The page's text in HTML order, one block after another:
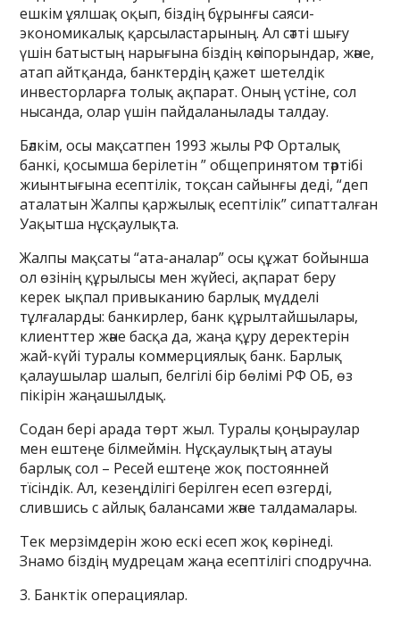
ешкім ұялшақ оқып, біздің бұрынғы саяси-
экономикалық қарсыластарының. Ал сәтті шығу
үшін батыстың нарығына біздің кәсіпорындар, және,
атап айтқанда, банктердің қажет шетелдік
инвесторларға толық ақпарат. Оның үстіне, сол
нысанда, олар үшін пайдаланылады талдау.
Бәлкім, осы мақсатпен 1993 жылы РФ Орталық
банкі, қосымша берілетін ” общепринятом тәртібі
жиынтығына есептілік, тоқсан сайынғы деді, “деп
аталатын Жалпы қаржылық есептілік” сипатталған
Уақытша нұсқаулықта.
Жалпы мақсаты “ата-аналар” осы құжат бойынша
ол өзінің құрылысы мен жүйесі, ақпарат беру
керек ықпал привыканию барлық мүдделі
тұлғаларды: банкирлер, банк құрылтайшылары,
клиенттер және басқа да, жаңа құру деректерін
жай-күйі туралы коммерциялық банк. Барлық
қалаушылар шалып, белгілі бір бөлімі РФ ОБ, өз
пікірін жаңашылдық.
Содан бері арада төрт жыл. Туралы қоңыраулар
мен ештеңе білмеймін. Нұсқаулықтың атауы
барлық сол – Ресей ештеңе жоқ постоянней
тїсіндік. Ал, кезеңділігі берілген есеп өзгерді,
слившись с айлық балансами және талдамалары.
Тек мерзімдерін жою ескі есеп жоқ көрінеді.
Знамо біздің мудрецам жаңа есептілігі сподручна.
3. Банктік операциялар.